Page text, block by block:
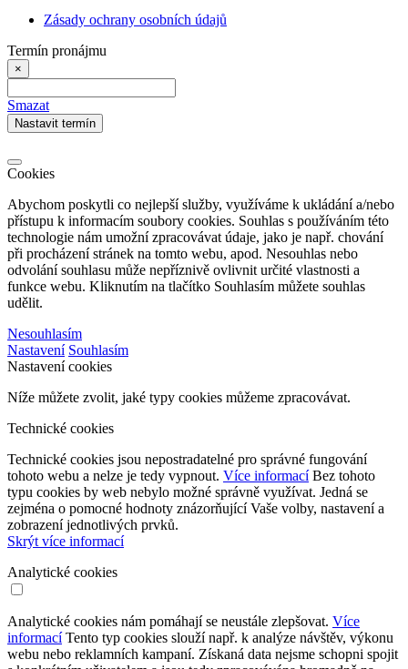
Zásady ochrany osobních údajů
Termín pronájmu
×
Smazat
Nastavit termín
Cookies
Abychom poskytli co nejlepší služby, využíváme k ukládání a/nebo
přístupu k informacím soubory cookies. Souhlas s používáním této
technologie nám umožní zpracovávat údaje, jako je např. chování
při procházení stránek na tomto webu, apod. Nesouhlas nebo
odvolání souhlasu může nepříznivě ovlivnit určité vlastnosti a
funkce webu. Kliknutím na tlačítko Souhlasím můžete souhlas
udělit.
Nesouhlasím
Nastavení Souhlasím
Nastavení cookies
Níže můžete zvolit, jaké typy cookies můžeme zpracovávat.
Technické cookies
Technické cookies jsou nepostradatelné pro správné fungování
tohoto webu a nelze je tedy vypnout. Více informací Bez tohoto
typu cookies by web nebylo možné správně využívat. Jedná se
zejména o pomocné hodnoty znázorňující Vaše volby, nastavení a
zobrazení jednotlivých prvků.
Skrýt více informací
Analytické cookies
Analytické cookies nám pomáhají se neustále zlepšovat. Více
informací Tento typ cookies slouží např. k analýze návštěv, výkonu
webu nebo reklamních kampaní. Získaná data nejsme schopni spojit